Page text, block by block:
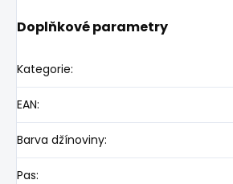
Doplňkové parametry
Kategorie:
EAN:
Barva džínoviny:
Pas: